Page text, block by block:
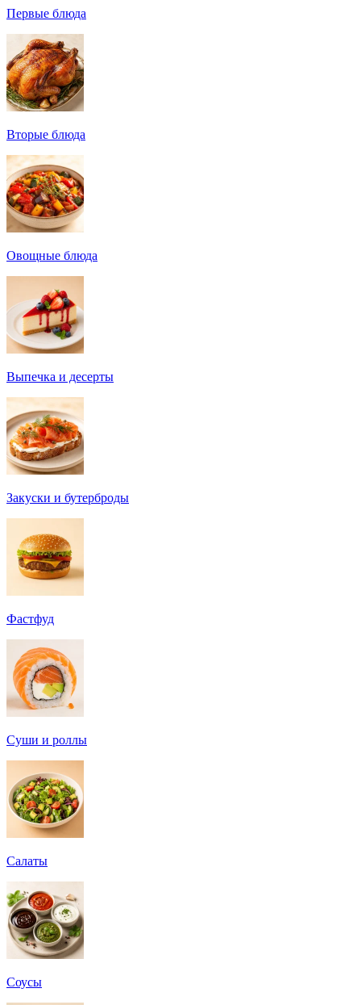
Первые блюда
Вторые блюда
Овощные блюда
Выпечка и десерты
Закуски и бутерброды
Фастфуд
Суши и роллы
Салаты
Соусы